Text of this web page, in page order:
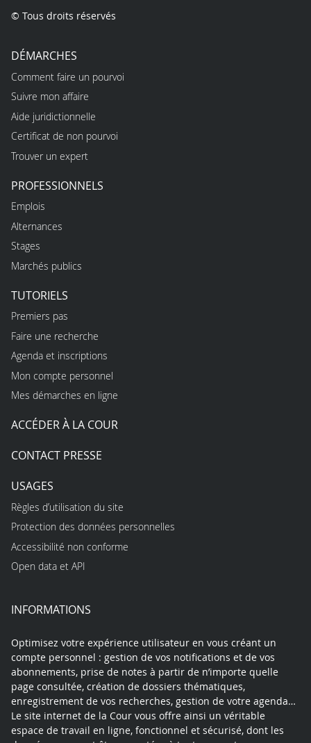
© Tous droits réservés
DÉMARCHES
Comment faire un pourvoi
Suivre mon affaire
Aide juridictionnelle
Certificat de non pourvoi
Trouver un expert
PROFESSIONNELS
Emplois
Alternances
Stages
Marchés publics
TUTORIELS
Premiers pas
Faire une recherche
Agenda et inscriptions
Mon compte personnel
Mes démarches en ligne
ACCÉDER À LA COUR
CONTACT PRESSE
USAGES
Règles d’utilisation du site
Protection des données personnelles
Accessibilité non conforme
Open data et API
INFORMATIONS
Optimisez votre expérience utilisateur en vous créant un
compte personnel : gestion de vos notifications et de vos
abonnements, prise de notes à partir de n’importe quelle
page consultée, création de dossiers thématiques,
enregistrement de vos recherches, gestion de votre agenda…
Le site internet de la Cour vous offre ainsi un véritable
espace de travail en ligne, fonctionnel et sécurisé, dont les